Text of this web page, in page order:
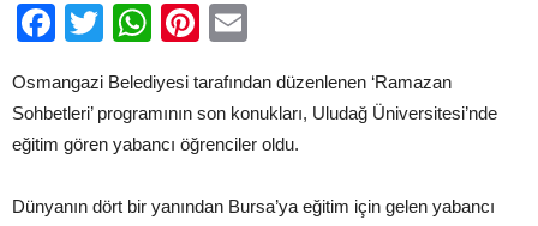
Facebook
TwitterWhatsApp
Pinterest
Osmangazi Belediyesi tarafından düzenlenen ‘Ramazan
Sohbetleri’ programının son konukları, Uludağ Üniversitesi’nde
eğitim gören yabancı öğrenciler oldu.
Dünyanın dört bir yanından Bursa’ya eğitim için gelen yabancı